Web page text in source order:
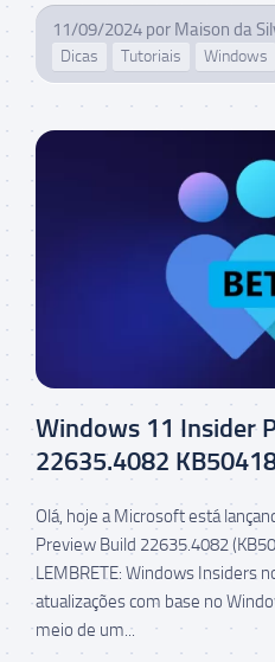
11/09/2024 por Maison da
Dicas Tutoriais Windows
Windows 11 Insider
22635.4082
Olá, hoje a Microsoft está
Preview Build 22635.4082
LEMBRETE: Windows Insiders
atualizações com base no
meio de um...